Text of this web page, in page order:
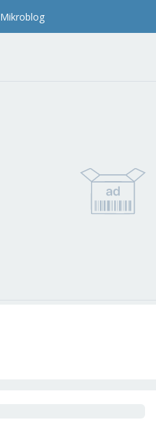
Mikroblog